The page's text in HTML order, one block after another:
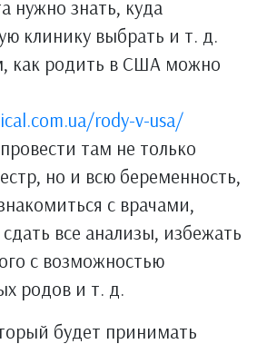
нужно знать, куда
клинику выбрать и т. д.
как родить в США можно
rody-v-usa/
там не только
но и всю беременность,
с врачами,
все анализы, избежать
с возможностью
родов и т. д.
будет принимать